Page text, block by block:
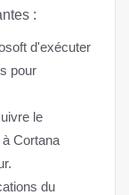
:
d'exécuter
pour
le
Cortana
du